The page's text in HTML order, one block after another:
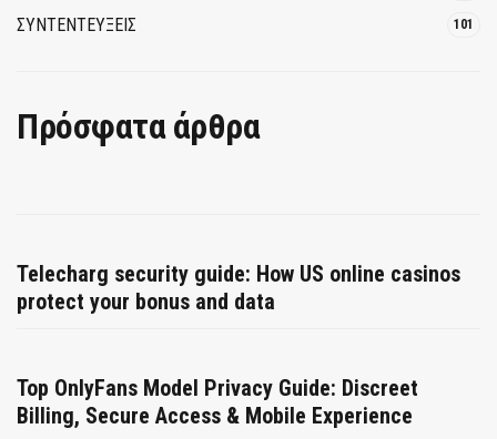
ΣΥΝΤΕΝΤΕΥΞΕΙΣ 101
Πρόσφατα άρθρα
Telecharg security guide: How US online casinos
protect your bonus and data
Top OnlyFans Model Privacy Guide: Discreet
Billing, Secure Access & Mobile Experience